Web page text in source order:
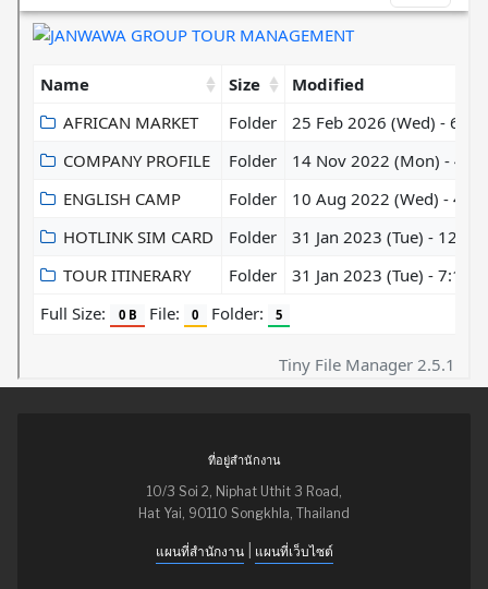
ที่อยู่สำนักงาน
10/3 Soi 2, Niphat Uthit 3 Road,
Hat Yai, 90110 Songkhla, Thailand
แผนที่สำนักงาน| แผนที่เว็บไซต์